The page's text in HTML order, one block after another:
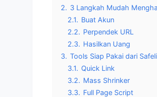
2. 3 Langkah Mudah
2.1. Buat Akun
2.2. Perpendek URL
2.3. Hasilkan Uang
3. Tools Siap Pakai dari
3.1. Quick Link
3.2. Mass Shrinker
3.3. Full Page Script